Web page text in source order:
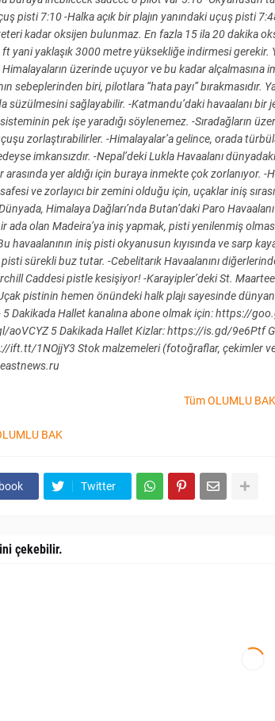
pisti 7:10 -Halka açık bir plajın yanındaki uçuş pisti
kadar oksijen bulunmaz. En fazla 15 ila 20 dakika
ft yani yaklaşık 3000 metre yüksekliğe indirmesi
üzerinde uçuyor ve bu kadar alçalmasına
sebeplerinden biri, pilotlara “hata payı”
süzülmesini sağlayabilir. -Katmandu’daki havaalanı bir
pek işe yaradığı söylenemez. -Sıradağların
zorlaştırabilirler. -Himalayalar’a gelince, orada
imkansızdır. -Nepal’deki Lukla Havaalanı
arasında yer aldığı için buraya inmekte çok zorlanıyor. -
ve zorlayıcı bir zemini olduğu için, uçaklar iniş
Himalaya Dağları’nda Butan’daki Paro
ada olan Madeira’ya iniş yapmak, pisti yenilenmiş
havaalanının iniş pisti okyanusun kıyısında ve sarp
pisti sürekli buz tutar. -Cebelitarık Havaalanını
Caddesi pistle kesişiyor! -Karayipler’deki St.
pistinin hemen önündeki halk plajı sayesinde
5 Dakikada Hallet kanalına abone olmak için: https://
5 Dakikada Hallet Kizlar: https://is.gd/9e6Ptf
ift.tt/1NOjjY3 Stok malzemeleri (fotoğraflar,
Tüm OLUMLU
BAK
Twitter
çekebilir.